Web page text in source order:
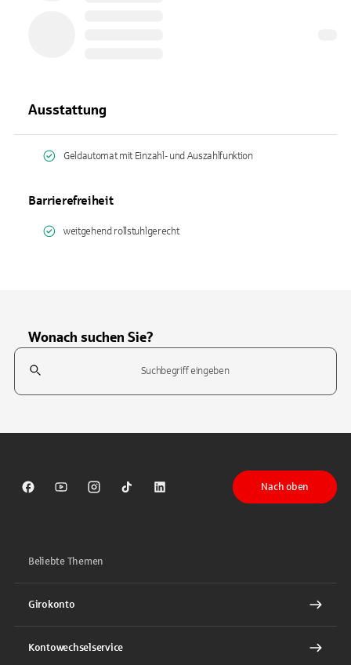
Ausstattung
Geldautomat mit Einzahl- und Auszahlfunktion
Barrierefreiheit
weitgehend rollstuhlgerecht
Wonach suchen Sie?
Suchfeld
Sparkasse auf Facebook
Sparkasse auf Youtube
Sparkasse auf Instagram
Sparkasse auf TikTok
Sparkasse auf LinkedIn
Nach oben
Beliebte Themen
Girokonto
Kontowechselservice